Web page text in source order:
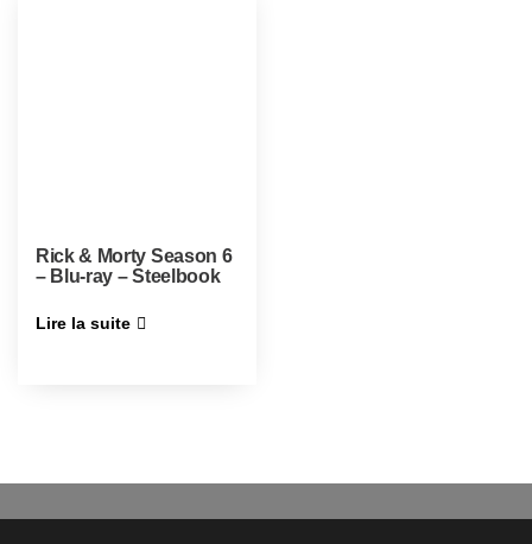
Rick & Morty Season 6
– Blu-ray – Steelbook
Lire la suite